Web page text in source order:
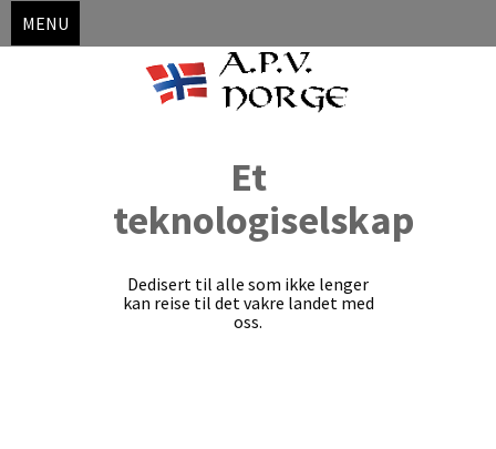
MENU
Et
teknologiselskap
Dedisert til alle som ikke lenger
kan reise til det vakre landet med
oss.